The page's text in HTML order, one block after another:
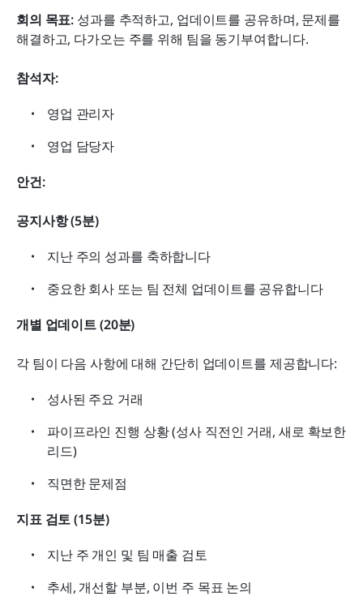
회의 목표: 성과를 추적하고, 업데이트를 공유하며, 문제를
해결하고, 다가오는 주를 위해 팀을 동기부여합니다.
참석자:
영업 관리자
영업 담당자
안건:
공지사항 (5분)
지난 주의 성과를 축하합니다
중요한 회사 또는 팀 전체 업데이트를 공유합니다
개별 업데이트 (20분)
각 팀이 다음 사항에 대해 간단히 업데이트를 제공합니다:
성사된 주요 거래
파이프라인 진행 상황 (성사 직전인 거래, 새로 확보한
리드)
직면한 문제점
지표 검토 (15분)
지난 주 개인 및 팀 매출 검토
추세, 개선할 부분, 이번 주 목표 논의